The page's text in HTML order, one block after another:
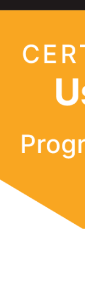
Terraform
ServiceNow
Autodesk
ESB
Intuit